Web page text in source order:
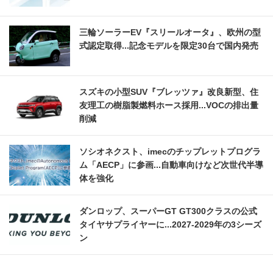
三輪ソーラーEV『スリールオータ』、欧州の型
式認定取得...記念モデルを限定30台で国内発売
スズキの小型SUV『ブレッツァ』改良新型、住
友理工の樹脂製燃料ホース採用...VOCの排出量
削減
ソシオネクスト、imecのチップレットプログラ
ム「AECP」に参画...自動車向けなど次世代半導
体を強化
ダンロップ、スーパーGT GT300クラスの公式
タイヤサプライヤーに...2027‐2029年の3シーズ
ン